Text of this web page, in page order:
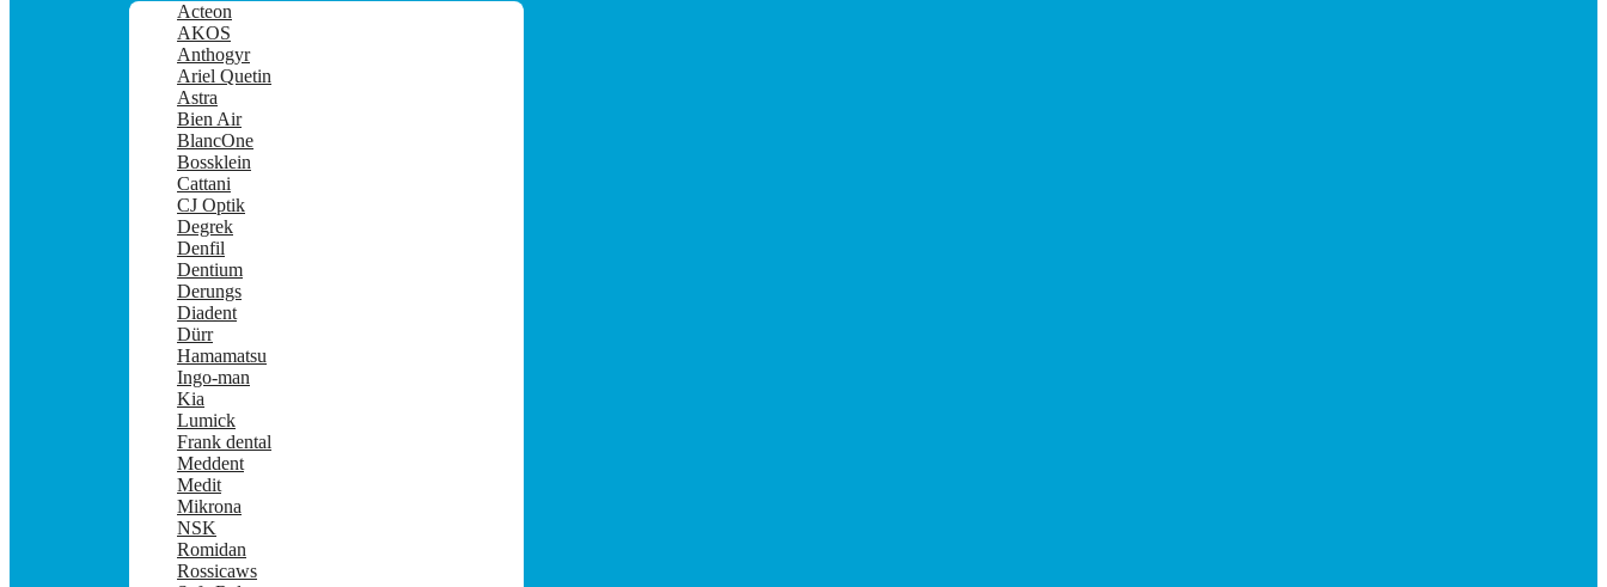
Acteon
AKOS
Anthogyr
Ariel Quetin
Astra
Bien Air
BlancOne
Bossklein
Cattani
CJ Optik
Degrek
Denfil
Dentium
Derungs
Diadent
Dürr
Hamamatsu
Ingo-man
Kia
Lumick
Frank dental
Meddent
Medit
Mikrona
NSK
Romidan
Rossicaws